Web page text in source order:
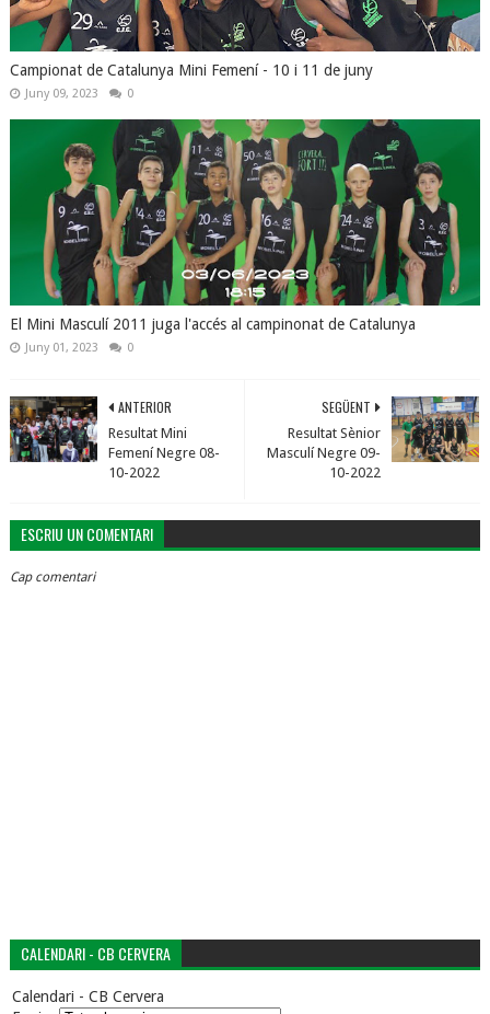
Campionat de Catalunya Mini Femení - 10 i 11 de juny
Juny 09, 2023 0
El Mini Masculí 2011 juga l'accés al campinonat de Catalunya
Juny 01, 2023 0
SEGÜENT
Resultat Sènior
Masculí Negre 09-
10-2022
ANTERIOR
Resultat Mini
Femení Negre 08-
10-2022
ESCRIU UN COMENTARI
Cap comentari
CALENDARI - CB CERVERA
Calendari - CB Cervera